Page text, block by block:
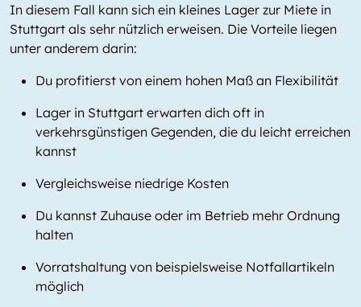
In diesem Fall kann sich ein kleines Lager zur Miete in
Stuttgart als sehr nützlich erweisen. Die Vorteile liegen
unter anderem darin:
Du profitierst von einem hohen Maß an Flexibilität
Lager in Stuttgart erwarten dich oft in
verkehrsgünstigen Gegenden, die du leicht erreichen
kannst
Vergleichsweise niedrige Kosten
Du kannst Zuhause oder im Betrieb mehr Ordnung
halten
Vorratshaltung von beispielsweise Notfallartikeln
möglich